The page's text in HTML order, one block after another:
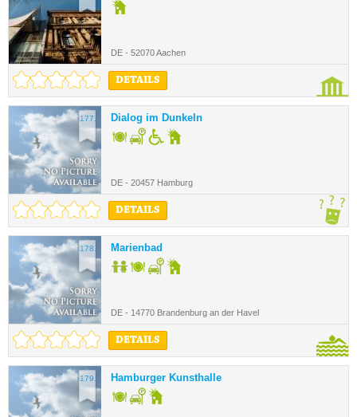
DE - 52070 Aachen
DETAILS
177. Dialog im Dunkeln
DE - 20457 Hamburg
DETAILS
178. Marienbad
DE - 14770 Brandenburg an der Havel
DETAILS
179. Hamburger Kunsthalle